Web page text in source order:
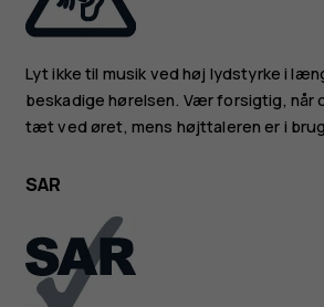
Lyt ikke til musik ved høj lydstyrke i
beskadige hørelsen. Vær forsigtig, når
tæt ved øret, mens højttaleren er i
SAR